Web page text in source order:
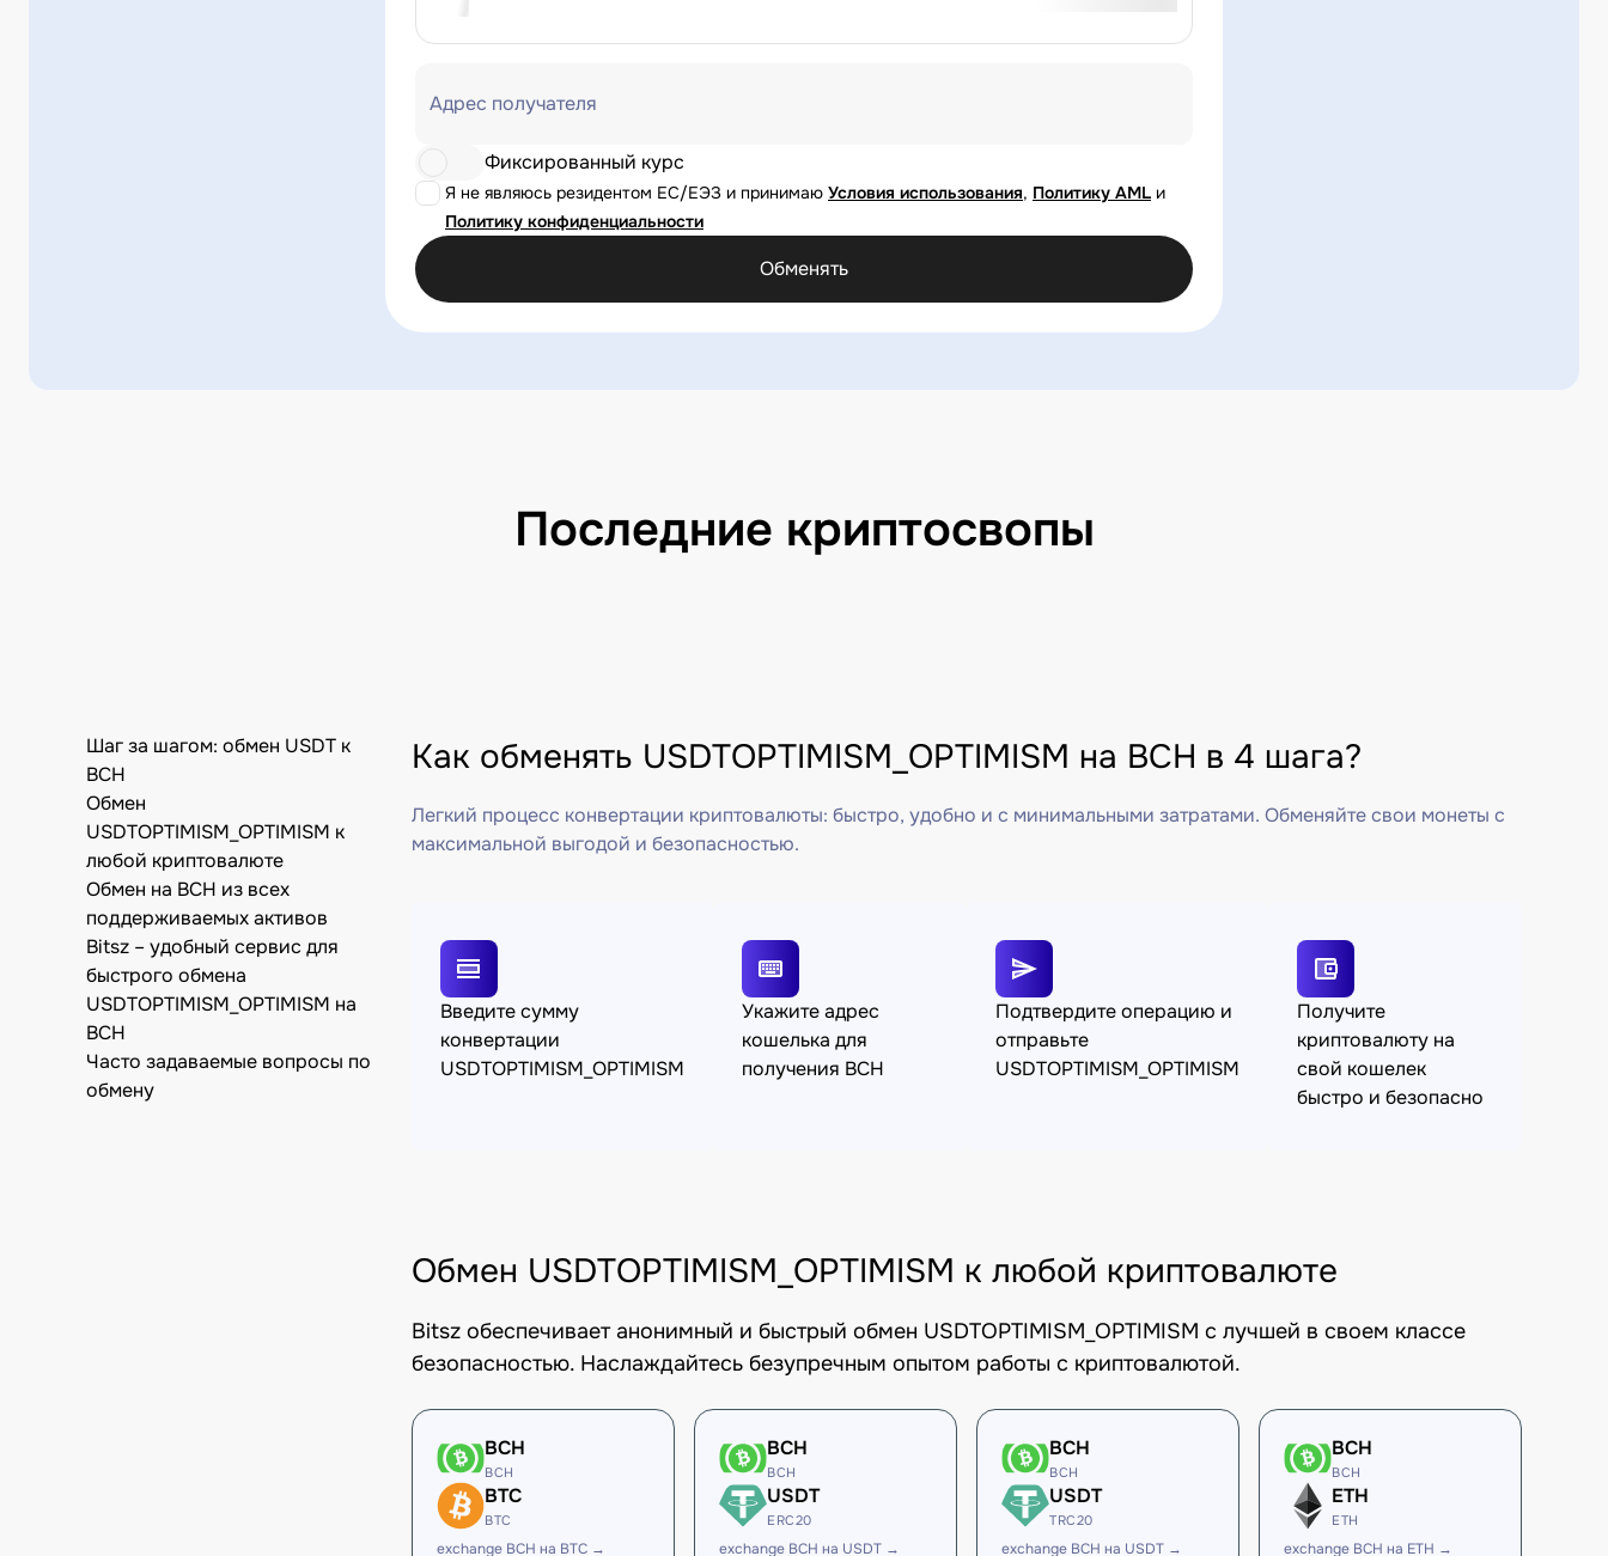
Адрес получателя
Я не являюсь резидентом ЕС/ЕЭЗ и принимаю Условия использования, Политику AML и
Политику конфиденциальности
Фиксированный курс
Обменять
Последние криптосвопы
Шаг за шагом: обмен USDT к
BCH
Обмен
USDTOPTIMISM_OPTIMISM к
любой криптовалюте
Обмен на BCH из всех
поддерживаемых активов
Bitsz – удобный сервис для
быстрого обмена
USDTOPTIMISM_OPTIMISM на
BCH
Часто задаваемые вопросы по
обмену
Как обменять USDTOPTIMISM_OPTIMISM на BCH в 4 шага?
Легкий процесс конвертации криптовалюты: быстро, удобно и с минимальными затратами. Обменяйте свои монеты с
максимальной выгодой и безопасностью.
Введите сумму
конвертации
USDTOPTIMISM_OPTIMISM
Укажите адрес
кошелька для
получения BCH
Подтвердите операцию и
отправьте
USDTOPTIMISM_OPTIMISM
Получите
криптовалюту на
свой кошелек
быстро и безопасно
Обмен USDTOPTIMISM_OPTIMISM к любой криптовалюте
Bitsz обеспечивает анонимный и быстрый обмен USDTOPTIMISM_OPTIMISM с лучшей в своем классе
безопасностью. Наслаждайтесь безупречным опытом работы с криптовалютой.
BCH
BCH
BTC
BTC
exchange BCH на BTC →
BCH
BCH
USDT
ERC20
exchange BCH на USDT →
BCH
BCH
USDT
TRC20
exchange BCH на USDT →
BCH
BCH
ETH
ETH
exchange BCH на ETH →